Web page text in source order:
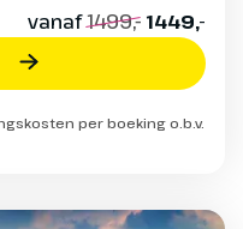
vanaf1499,- 1449,-
per boeking o.b.v.